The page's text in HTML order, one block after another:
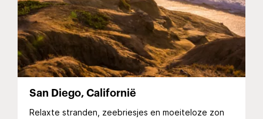
San Diego, Californië
Relaxte stranden, zeebriesjes en moeiteloze zon